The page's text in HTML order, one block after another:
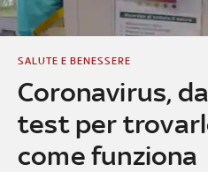
Coronavirus,
test per
come funziona
SALUTE E BENESSERE